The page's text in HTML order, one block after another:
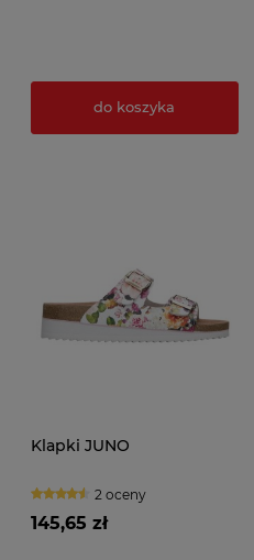
do koszyka
Klapki JUNO
2 oceny
145,65 zł